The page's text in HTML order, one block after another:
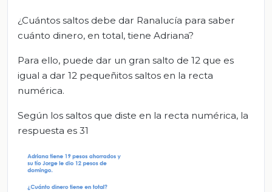
¿Cuántos saltos debe dar Ranalucía para saber
cuánto dinero, en total, tiene Adriana?
Para ello, puede dar un gran salto de 12 que es
igual a dar 12 pequeñitos saltos en la recta
numérica.
Según los saltos que diste en la recta numérica, la
respuesta es 31